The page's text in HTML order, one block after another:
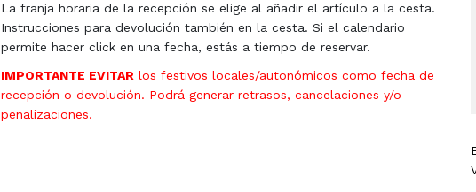
La franja horaria de la recepción se elige al añadir el artículo a la cesta.
Instrucciones para devolución también en la cesta. Si el calendario
permite hacer click en una fecha, estás a tiempo de reservar.
IMPORTANTE EVITAR los festivos locales/autonómicos como fecha de
recepción o devolución. Podrá generar retrasos, cancelaciones y/o
penalizaciones.